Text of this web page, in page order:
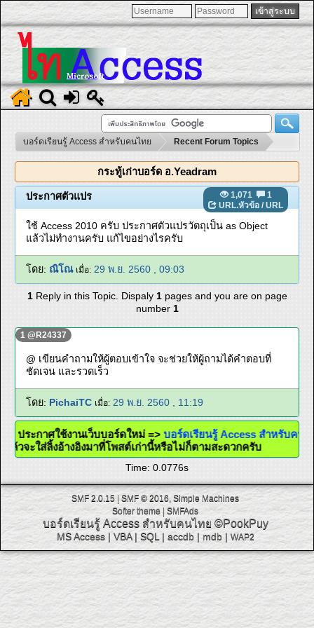
บอร์ดเรียนรู้ Access สำหรับคนไทย Recent Forum Topics
กระทู้เก่าบอร์ด อ.Yeadram
1,071
1
URL.หัวข้อ / URL
ประกาศตัวแปร
ใช้ Access 2010 ครับ ประกาศตัวแปรวัตถุเป็น as Object
แล้วไม่ทำงานครับ แก้ไขอย่างไรครับ
โดย: ณิโณ เมื่อ: 29 พ.ย. 2560 , 09:03
1Reply in this Topic. Dispaly 1 pages and you are on page
number 1
1 @R24337
@ เขียนคำถามให้ผู้ตอบเข้าใจ จะช่วยให้ผู้ถามได้คำตอบที่
ชัดเจน และรวดเร็ว
โดย: PichaiTC เมื่อ: 29 พ.ย. 2560 , 11:19
@ ประกาศใช้งานเว็บบอร์ดใหม่ =>บอร์ดเรียนรู้ Access สำหรับคน
แล้วจะใส่ลิ้งอ้างอิงมาที่โพสต์เก่านี้หรือไม่ก็ตามสะดวกครับ
Time: 0.0776s
SMF 2.0.15 |SMF © 2016 Simple Machines
Softer theme
SMFAds
บอร์ดเรียนรู้ Access สำหรับคนไทย ©PookPuy
MS Access|VBA| SQL | accdb| mdb| WAP2